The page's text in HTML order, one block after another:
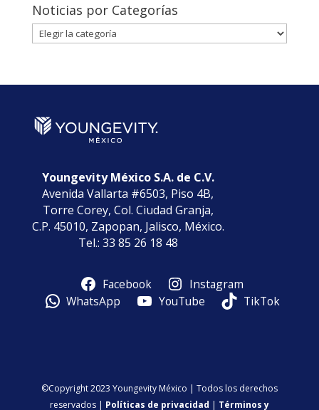
Noticias por Categorías
Noticias
por
Youngevity México S.A. de C.V.
Avenida Vallarta #6503, Piso 4B,
Torre Corey, Col. Ciudad Granja,
C.P. 45010, Zapopan, Jalisco, México.
Tel.: 33 85 26 18 48
Facebook
Instagram
WhatsApp
YouTube TikTok
©Copyright 2023 Youngevity México | Todos los derechos
reservados | Políticas de privacidad | Términos y